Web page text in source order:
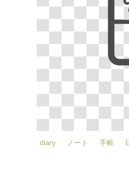
diary ノート 手帳